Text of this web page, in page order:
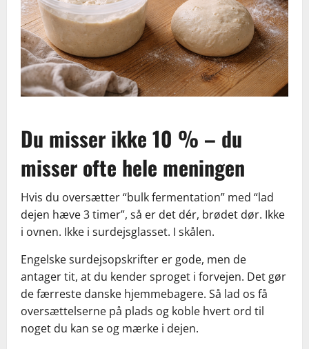
Du misser ikke 10 % – du
misser ofte hele meningen
Hvis du oversætter “bulk fermentation” med “lad
dejen hæve 3 timer”, så er det dér, brødet dør. Ikke
i ovnen. Ikke i surdejsglasset. I skålen.
Engelske surdejsopskrifter er gode, men de
antager tit, at du kender sproget i forvejen. Det gør
de færreste danske hjemmebagere. Så lad os få
oversættelserne på plads og koble hvert ord til
noget du kan se og mærke i dejen.